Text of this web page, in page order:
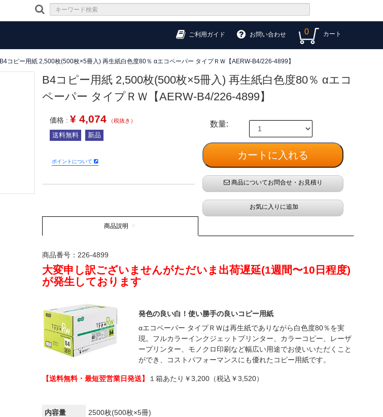
0 カート
お問い合わせ
ご利用ガイド
B4コピー用紙 2,500枚(500枚×5冊入) 再生紙白色度80％ αエコペーパー タイプＲＷ【AERW-B4/226-4899】
B4コピー用紙 2,500枚(500枚×5冊入) 再生紙白色度80％ αエコ
ペーパー タイプＲＷ【AERW-B4/226-4899】
価格 : ¥ 4,074 （税抜き）
送料無料 新品
ポイントについて
数量:
商品についてお問合せ・お見積り
お気に入りに追加
商品説明
商品番号： 226-4899
大変申し訳ございませんがただいま出荷遅延(1週間〜10日程度)
が発生しております
発色の良い白！使い勝手の良いコピー用紙
αエコペーパー タイプＲＷは再生紙でありながら白色度80％を実
現。フルカラーインクジェットプリンター、カラーコピー、レーザ
ープリンター、モノクロ印刷など幅広い用途でお使いいただくこと
ができ、コストパフォーマンスにも優れたコピー用紙です。
【送料無料・最短翌営業日発送】 １箱あたり￥3,200（税込￥3,520）
内容量
2500枚(500枚×5冊)